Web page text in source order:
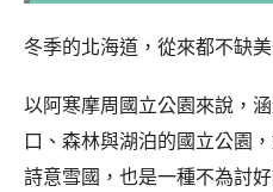
冬季的北海道，從來都不缺美
以阿寒摩周國立公園來說，
口、森林與湖泊的國立公園
詩意雪國，也是一種不為討